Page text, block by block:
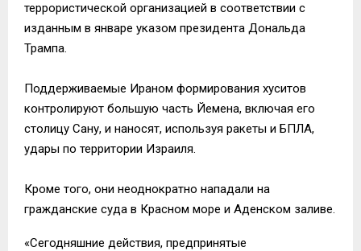
террористической организацией в соответствии с
изданным в январе указом президента Дональда
Трампа.
Поддерживаемые Ираном формирования хуситов
контролируют большую часть Йемена, включая его
столицу Сану, и наносят, используя ракеты и БПЛА,
удары по территории Израиля.
Кроме того, они неоднократно нападали на
гражданские суда в Красном море и Аденском заливе.
«Сегодняшние действия, предпринятые